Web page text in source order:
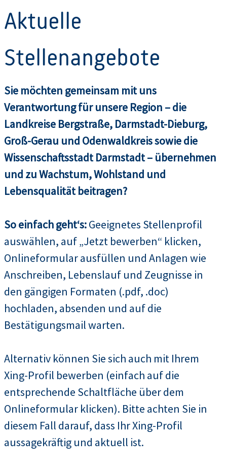
Aktuelle
Stellenangebote
Sie möchten gemeinsam mit uns
Verantwortung für unsere Region – die
Landkreise Bergstraße, Darmstadt-Dieburg,
Groß-Gerau und Odenwaldkreis sowie die
Wissenschaftsstadt Darmstadt – übernehmen
und zu Wachstum, Wohlstand und
Lebensqualität beitragen?
So einfach geht‘s:Geeignetes Stellenprofil
auswählen, auf „Jetzt bewerben“ klicken,
Onlineformular ausfüllen und Anlagen wie
Anschreiben, Lebenslauf und Zeugnisse in
den gängigen Formaten (.pdf, .doc)
hochladen, absenden und auf die
Bestätigungsmail warten.
Alternativ können Sie sich auch mit Ihrem
Xing-Profil bewerben (einfach auf die
entsprechende Schaltfläche über dem
Onlineformular klicken). Bitte achten Sie in
diesem Fall darauf, dass Ihr Xing-Profil
aussagekräftig und aktuell ist.